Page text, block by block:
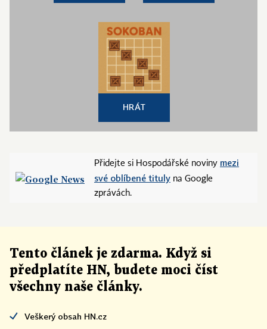
HRÁT
Přidejte si Hospodářské noviny mezi
své oblíbené tituly na Google
zprávách.
Tento článek je zdarma. Když si
předplatíte HN, budete moci číst
všechny naše články.
Veškerý obsah HN.cz